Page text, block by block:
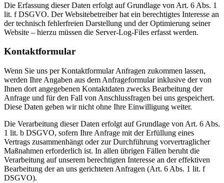
Die Erfassung dieser Daten erfolgt auf Grundlage von Art. 6 Abs. 1
lit. f DSGVO. Der Websitebetreiber hat ein berechtigtes Interesse an
der technisch fehlerfreien Darstellung und der Optimierung seiner
Website – hierzu müssen die Server-Log-Files erfasst werden.
Kontaktformular
Wenn Sie uns per Kontaktformular Anfragen zukommen lassen,
werden Ihre Angaben aus dem Anfrageformular inklusive der von
Ihnen dort angegebenen Kontaktdaten zwecks Bearbeitung der
Anfrage und für den Fall von Anschlussfragen bei uns gespeichert.
Diese Daten geben wir nicht ohne Ihre Einwilligung weiter.
Die Verarbeitung dieser Daten erfolgt auf Grundlage von Art. 6 Abs.
1 lit. b DSGVO, sofern Ihre Anfrage mit der Erfüllung eines
Vertrags zusammenhängt oder zur Durchführung vorvertraglicher
Maßnahmen erforderlich ist. In allen übrigen Fällen beruht die
Verarbeitung auf unserem berechtigten Interesse an der effektiven
Bearbeitung der an uns gerichteten Anfragen (Art. 6 Abs. 1 lit. f
DSGVO).